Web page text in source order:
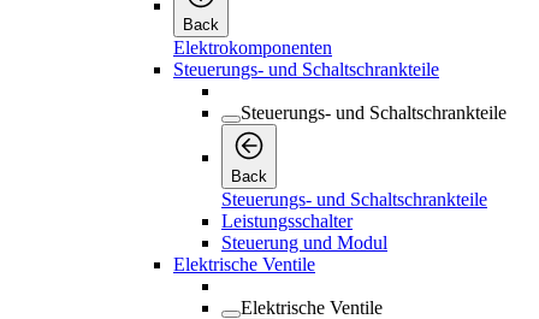
Back
Elektrokomponenten
Steuerungs- und Schaltschrankteile
Steuerungs- und Schaltschrankteile
Back
Steuerungs- und Schaltschrankteile
Leistungsschalter
Steuerung und Modul
Elektrische Ventile
Elektrische Ventile